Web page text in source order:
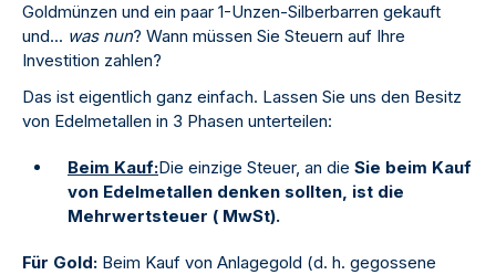
Goldmünzen und ein paar 1-Unzen-Silberbarren gekauft
und... was nun? Wann müssen Sie Steuern auf Ihre
Investition zahlen?
Das ist eigentlich ganz einfach. Lassen Sie uns den Besitz
von Edelmetallen in 3 Phasen unterteilen:
Beim Kauf:Die einzige Steuer, an die Sie beim Kauf
von Edelmetallen denken sollten, ist die
Mehrwertsteuer ( MwSt).
Für Gold: Beim Kauf von Anlagegold (d. h. gegossene